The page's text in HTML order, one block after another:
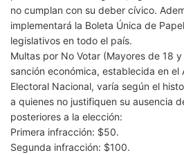
no cumplan con su deber cívico.
implementará la Boleta Única de
legislativos en todo el país.
Multas por No Votar (Mayores de 18
sanción económica, establecida en el
Electoral Nacional, varía según el
a quienes no justifiquen su ausencia
posteriores a la elección:
Primera infracción: $50.
Segunda infracción: $100.